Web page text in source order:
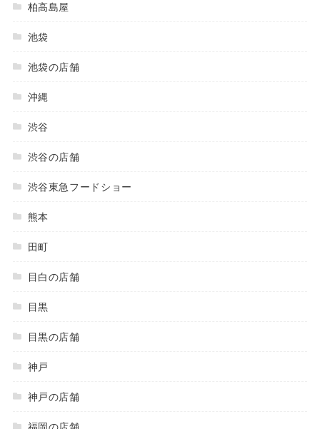
柏高島屋
池袋
池袋の店舗
沖縄
渋谷
渋谷の店舗
渋谷東急フードショー
熊本
田町
目白の店舗
目黒
目黒の店舗
神戸
神戸の店舗